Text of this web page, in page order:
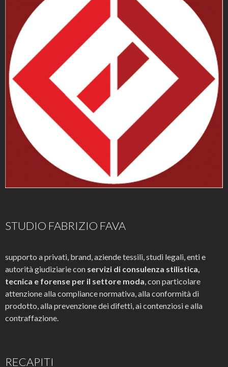
STUDIO FABRIZIO FAVA
supporto a privati, brand, aziende tessili, studi legali, enti e
autorità giudiziarie con servizi di consulenza stilistica,
tecnica e forense per il settore moda , con particolare
attenzione alla compliance normativa, alla conformità di
prodotto, alla prevenzione dei difetti, ai contenziosi e alla
contraffazione.
RECAPITI